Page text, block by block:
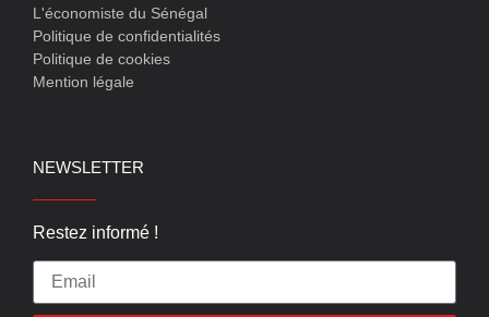
L'économiste du Sénégal
Politique de confidentialités
Politique de cookies
Mention légale
NEWSLETTER
Restez informé !